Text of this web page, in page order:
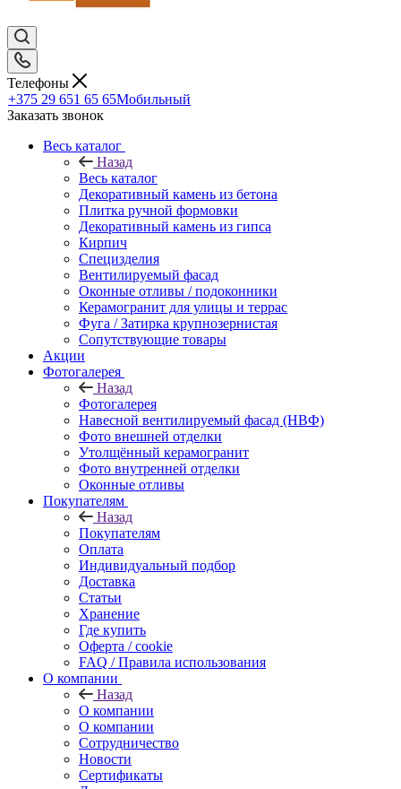
Телефоны
+375 29 651 65 65Мобильный
Заказать звонок
Весь каталог
Назад
Весь каталог
Декоративный камень из бетона
Плитка ручной формовки
Декоративный камень из гипса
Кирпич
Специзделия
Вентилируемый фасад
Оконные отливы / подоконники
Керамогранит для улицы и террас
Фуга / Затирка крупнозернистая
Сопутствующие товары
Акции
Фотогалерея
Назад
Фотогалерея
Навесной вентилируемый фасад (НВФ)
Фото внешней отделки
Утолщённый керамогранит
Фото внутренней отделки
Оконные отливы
Покупателям
Назад
Покупателям
Оплата
Индивидуальный подбор
Доставка
Статьи
Хранение
Где купить
Оферта / cookie
FAQ / Правила использования
О компании
Назад
О компании
О компании
Сотрудничество
Новости
Сертификаты